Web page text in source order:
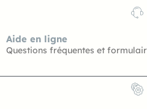
Aide en ligne
Questions fréquentes et